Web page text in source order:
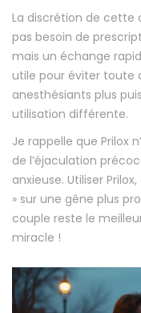
La discrétion de cette
pas besoin de
mais un échange
utile pour éviter toute
anesthésiants plus
utilisation différente.
Je rappelle que Prilox
de l’éjaculation
anxieuse. Utiliser
» sur une gêne plus
couple reste le
miracle !